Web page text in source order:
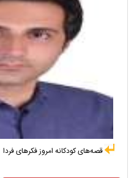
قصه‌های کودکانه امروز فکرهای فردا